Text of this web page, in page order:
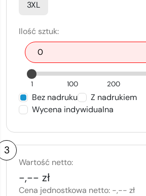
3XL
Ilość sztuk:
1 100 200
Bez nadruku
Z nadrukiem
Wycena indywidualna
3
Wartość netto:
-,-- zł
Cena jednostkowa netto: -,-- zł